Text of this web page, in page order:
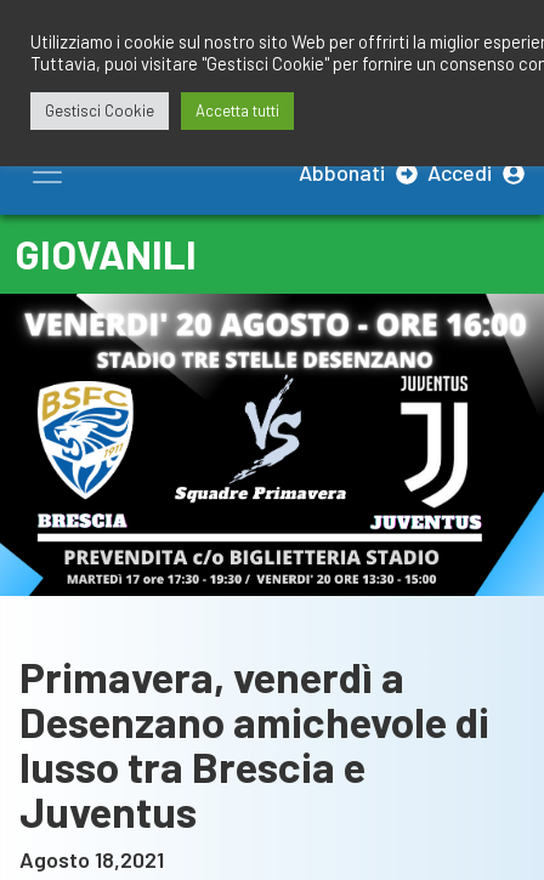
contenuto
Abbonati Accedi
GIOVANILI
Primavera, venerdì a
Desenzano amichevole di
lusso tra Brescia e
Juventus
Agosto 18,2021
Utilizziamo i cookie sul nostro sito Web per offrirti la miglior
Tuttavia, puoi visitare "Gestisci Cookie" per fornire un consenso
Gestisci Cookie Accetta tutti